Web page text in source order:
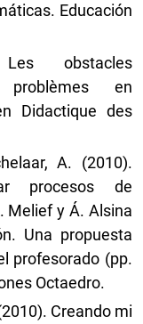
Educación
obstacles
en
Didactique des
A. (2010).
procesos de
Melief y Á. Alsina
Una propuesta
profesorado (pp.
Octaedro.
Creando mi